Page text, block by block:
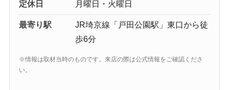
定休日 月曜日・火曜日
最寄り駅
JR埼京線「戸田公園駅」東口から徒
歩6分
※情報は取材当時のものです。来店の際は公式情報をご確認くださ
い。